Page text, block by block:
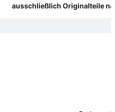
ausschließlich Originalteile